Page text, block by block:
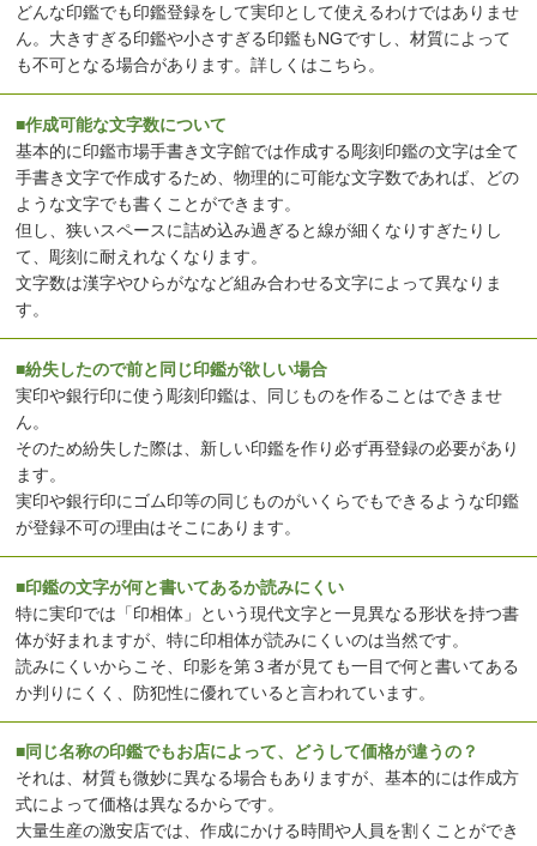
どんな印鑑でも印鑑登録をして実印として使えるわけではありませ
ん。大きすぎる印鑑や小さすぎる印鑑もNGですし、材質によって
も不可となる場合があります。詳しくはこちら 。
■作成可能な文字数について
基本的に印鑑市場手書き文字館では作成する彫刻印鑑の文字は全て
手書き文字で作成するため、物理的に可能な文字数であれば、どの
ような文字でも書くことができます。
但し、狭いスペースに詰め込み過ぎると線が細くなりすぎたりし
て、彫刻に耐えれなくなります。
文字数は漢字やひらがななど組み合わせる文字によって異なりま
す。
■紛失したので前と同じ印鑑が欲しい場合
実印や銀行印に使う彫刻印鑑は、同じものを作ることはできませ
ん。
そのため紛失した際は、新しい印鑑を作り必ず再登録の必要があり
ます。
実印や銀行印にゴム印等の同じものがいくらでもできるような印鑑
が登録不可の理由はそこにあります。
■印鑑の文字が何と書いてあるか読みにくい
特に実印では「印相体」という現代文字と一見異なる形状を持つ書
体が好まれますが、特に印相体が読みにくいのは当然です。
読みにくいからこそ、印影を第３者が見ても一目で何と書いてある
か判りにくく、防犯性に優れていると言われています。
■同じ名称の印鑑でもお店によって、どうして価格が違うの？
それは、材質も微妙に異なる場合もありますが、基本的には作成方
式によって価格は異なるからです。
大量生産の激安店では、作成にかける時間や人員を割くことができ